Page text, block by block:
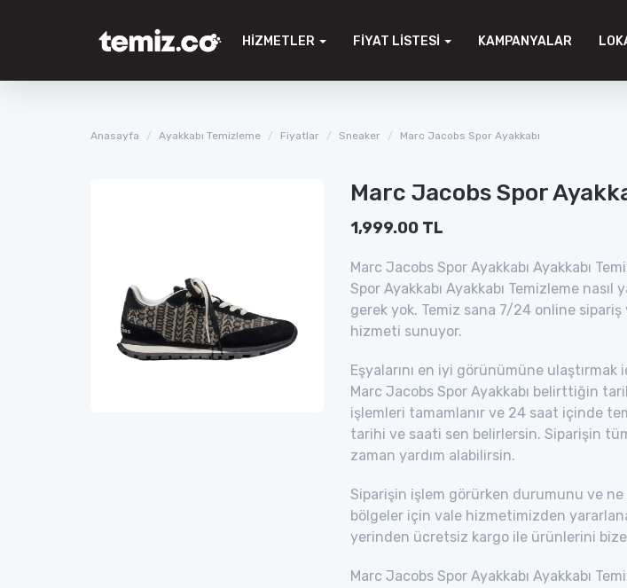
HIZMETLER FIYAT LISTESI KAMPANYALAR
Anasayfa Ayakkabı Temizleme Fiyatlar Sneaker Marc Jacobs Spor Ayakkabı
Marc Jacobs Spor
1,999.00 TL
Marc Jacobs Spor Ayakkabı Ayakkabı
Spor Ayakkabı Ayakkabı Temizleme
gerek yok. Temiz sana 7/24 online
hizmeti sunuyor.
Eşyalarını en iyi görünümüne
Marc Jacobs Spor Ayakkabı belirttiğin
işlemleri tamamlanır ve 24 saat içinde
tarihi ve saati sen belirlersin. Siparişin
zaman yardım alabilirsin.
Siparişin işlem görürken durumunu ve ne
bölgeler için vale hizmetimizden
yerinden ücretsiz kargo ile ürünlerini bize
Marc Jacobs Spor Ayakkabı Ayakkabı